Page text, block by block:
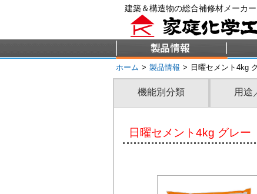
建築＆構造物の総合補修材メーカー
ホーム > 製品情報 > 日曜セメント4kg
機能別分類 用途
日曜セメント4kg グレー